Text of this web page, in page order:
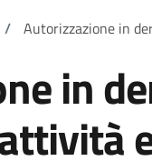
/ Autorizzazione in
in